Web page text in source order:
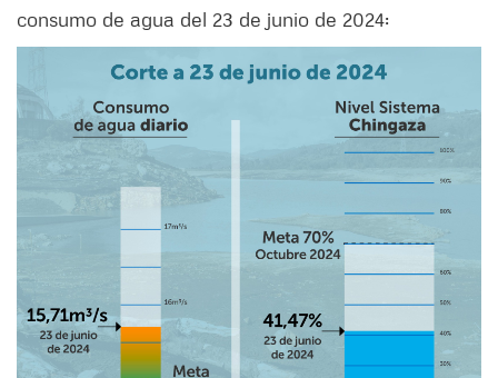
consumo de agua del 23 de junio de 2024: